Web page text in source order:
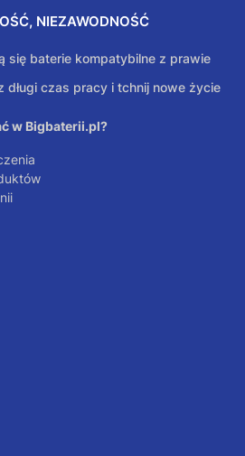
NIEZAWODNOŚĆ
się baterie kompatybilne z prawie
długi czas pracy i tchnij nowe życie
w Bigbaterii.pl?